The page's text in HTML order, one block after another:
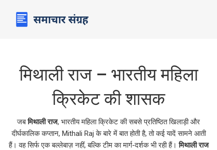
मिथाली राज – भारतीय महिला
क्रिकेट की शासक
जबमिथाली राज, भारतीय महिला क्रिकेट की सबसे प्रतिष्ठित खिलाड़ी और
दीर्घकालिक कप्तान, Mithali Raj के बारे में बात होती है, तो कई यादें सामने आती
हैं। वह सिर्फ एक बल्लेबाज़ नहीं, बल्कि टीम का मार्ग‑दर्शक भी रही हैं।मिथाली राज